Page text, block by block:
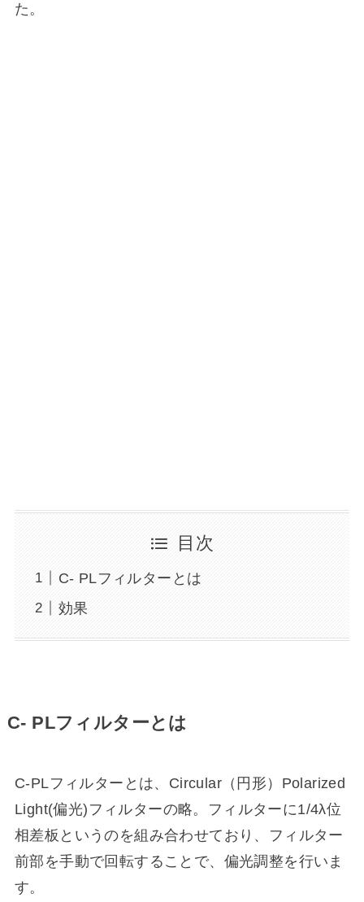
た。
目次
C- PLフィルターとは
効果
C- PLフィルターとは
C-PLフィルターとは、Circular（円形）Polarized
Light(偏光)フィルターの略。フィルターに1/4λ位
相差板というのを組み合わせており、フィルター
前部を手動で回転することで、偏光調整を行いま
す。